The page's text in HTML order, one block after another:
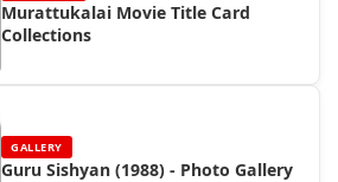
Murattukalai Movie Title Card
Collections
GALLERY
Guru Sishyan (1988) - Photo Gallery